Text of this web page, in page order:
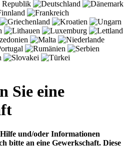
Sie eine
und/oder Informationen
bitte an eine Gewerkschaft. Diese